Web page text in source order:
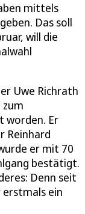
mittels
Das soll
will die
Uwe Richrath
worden. Er
Reinhard
er mit 70
bestätigt.
Denn seit
ein